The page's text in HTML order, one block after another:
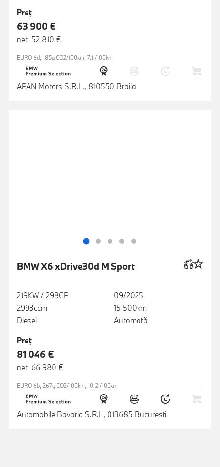
Preţ
63 900 €
net 52 810 €
EURO 6d, 185g CO2/100km, 7.1l/100km
APAN Motors S.R.L., 810550 Braila
BMW X6 xDrive30d M Sport
219KW / 298CP
2993ccm
Diesel
09/2025
15 500km
Automată
Preţ
81 046 €
net 66 980 €
EURO 6b, 267g CO2/100km, 10.2l/100km
Automobile Bavaria S.R.L, 013685 Bucuresti